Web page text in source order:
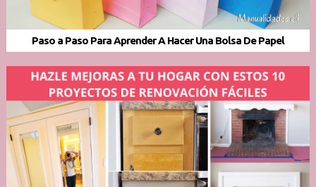
Paso a Paso Para Aprender A Hacer Una Bolsa De Papel